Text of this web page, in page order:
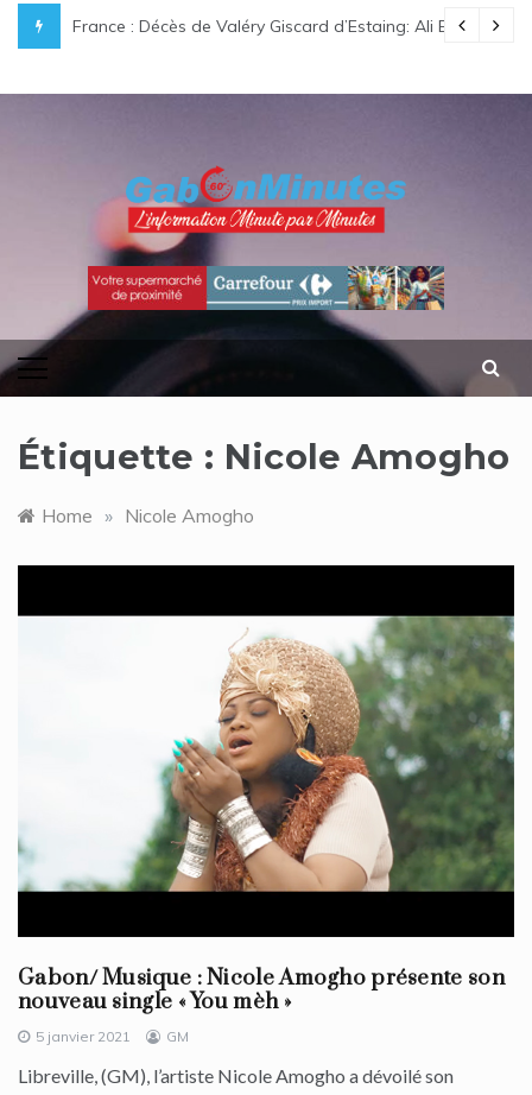
de réussite à plus de 85 % au général
France : Décès de Valéry Giscard d’Estaing: Ali Bongo
gabonminutes.com
l'information minutes par minutes
Étiquette : Nicole Amogho
Home » Nicole Amogho
Gabon/ Musique : Nicole Amogho présente son
nouveau single « You mèh »
5 janvier 2021 GM
Libreville, (GM), l’artiste Nicole Amogho a dévoilé son